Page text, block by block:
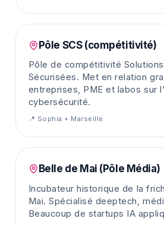
Pôle SCS (compétitivité)
Pôle de compétitivité
Sécurisées. Met en relation
entreprises, PME et labos sur
cybersécurité.
📍 Sophia + Marseille
Belle de Mai (Pôle Média)
Incubateur historique de la
Mai. Spécialisé deeptech,
Beaucoup de startups IA